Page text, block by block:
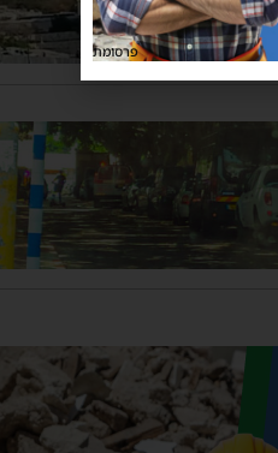
פרסומת